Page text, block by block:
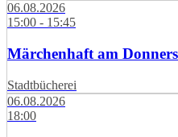
06.08.2026
15:00 - 15:45
Märchenhaft am
Stadtbücherei
06.08.2026
18:00